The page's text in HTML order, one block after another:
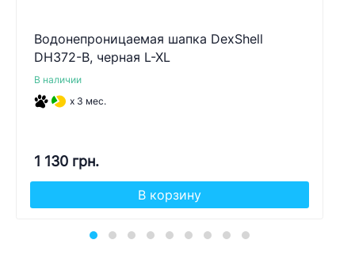
Водонепроницаемая шапка DexShell
DH372-B, черная L-XL
В наличии
x 3 мес.
1 130 грн.
В корзину